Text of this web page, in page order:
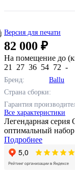
Версия для печати
82 000 ₽
На помещение до
21
27 36 54 72 -
Бренд:
Ballu
Страна сборки:
Гарантия
Все характеристики
Легендарная серия
оптимальный
Подробнее